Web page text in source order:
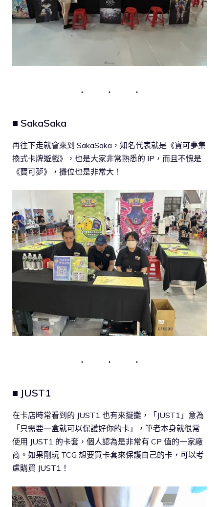
■ SakaSaka
再往下走就會來到 SakaSaka，知名代表就是《寶可夢集
換式卡牌遊戲》，也是大家非常熟悉的 IP，而且不愧是
《寶可夢》，攤位也是非常大！
■ JUST1
在卡店時常看到的 JUST1 也有來擺攤，「JUST1」意為
「只需要一盒就可以保護好你的卡」，筆者本身就很常
使用 JUST1 的卡套，個人認為是非常有 CP 值的一家廠
商。如果剛玩 TCG 想要買卡套來保護自己的卡，可以考
慮購買 JUST1！